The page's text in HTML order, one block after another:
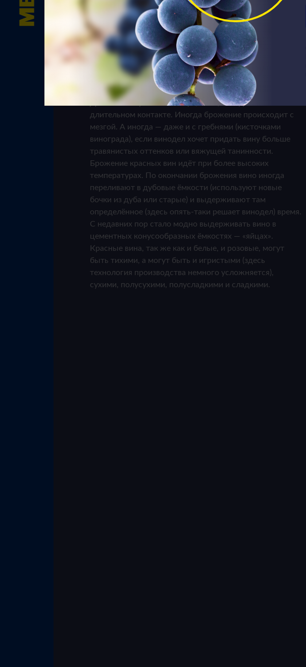
Красные вина производятся из красных (или
чёрных) сортов винограда. Технология
производства красных вин, несомненно,
отличается от производства белых.
Для начала сусло и кожица (мезга) находятся в
длительном контакте. Иногда брожение происходит с
мезгой. А иногда — даже и с гребнями (кисточками
винограда), если винодел хочет придать вину больше
травянистых оттенков или вяжущей танинности.
Брожение красных вин идёт при более высоких
температурах. По окончании брожения вино иногда
переливают в дубовые ёмкости (используют новые
бочки из дуба или старые) и выдерживают там
определённое (здесь опять-таки решает винодел) время.
С недавних пор стало модно выдерживать вино в
цементных конусообразных ёмкостях — «яйцах».
Красные вина, так же как и белые, и розовые, могут
быть тихими, а могут быть и игристыми (здесь
технология производства немного усложняется),
сухими, полусухими, полусладкими и сладкими.